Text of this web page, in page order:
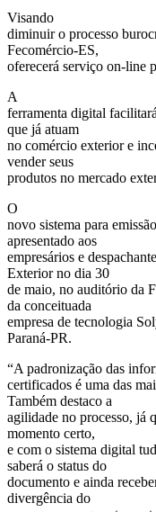
Visando
diminuir o processo
Fecomércio-ES,
oferecerá serviço on-line
A
ferramenta digital
que já atuam
no comércio exterior e
vender seus
produtos no mercado
O
novo sistema para
apresentado aos
empresários e
Exterior no dia 30
de maio, no auditório da
da conceituada
empresa de tecnologia
Paraná-PR.
“A padronização das
certificados é uma das
Também destaco a
agilidade no processo, já
momento certo,
e com o sistema digital
saberá o status do
documento e ainda
divergência do